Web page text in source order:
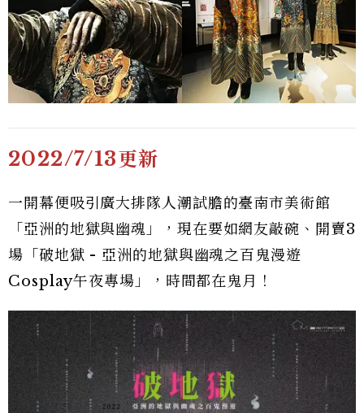
2022/7/13更新
一開幕便吸引廣大排隊人潮試膽的臺南市美術館
「亞洲的地獄與幽魂」，現在要如網友敲碗、開賣3
場「破地獄 - 亞洲的地獄與幽魂之百鬼漫遊
Cosplay午夜專場」，時間都在鬼月！